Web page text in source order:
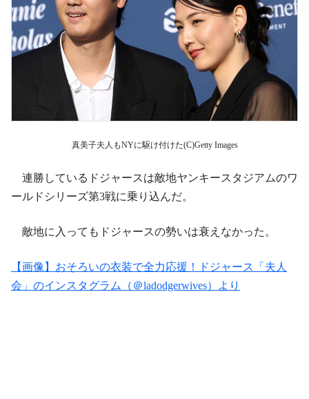
真美子夫人もNYに駆け付けた(C)Getty Images
連勝しているドジャースは敵地ヤンキースタジアムのワ
ールドシリーズ第3戦に乗り込んだ。
敵地に入ってもドジャースの勢いは衰えなかった。
【画像】おそろいの衣装で全力応援！ドジャース「夫人
会」のインスタグラム（＠ladodgerwives）より